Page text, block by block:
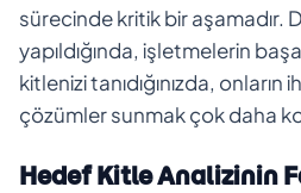
sürecinde kritik bir aşamadır.
yapıldığında, işletmelerin
kitlenizi tanıdığınızda, onların
çözümler sunmak çok daha
Hedef Kitle Analizinin